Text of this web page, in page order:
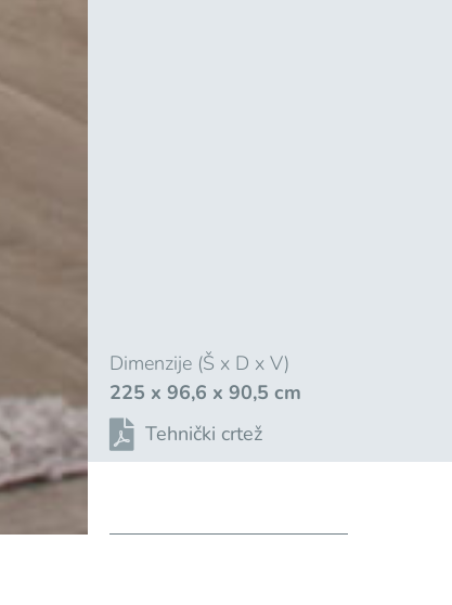
Dimenzije (Š x D x V)
225 x 96,6 x 90,5 cm
Tehnički crtež